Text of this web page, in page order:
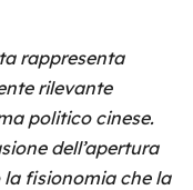
rappresenta
rilevante
politico cinese.
dell’apertura
fisionomia che la